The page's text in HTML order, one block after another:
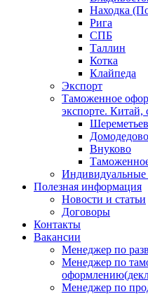
Находка
Рига
СПБ
Таллин
Котка
Клайпеда
Экспорт
Таможенное
экспорте.
Домодедово
Внуково
Полезная информация
Новости и статьи
Договоры
Контакты
Вакансии
Менеджер по
Менеджер по
Менеджер по